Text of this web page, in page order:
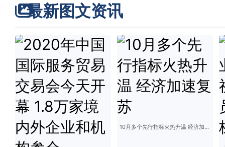
最新图文资讯
10月多个先行指标火热升温 经济加速复苏